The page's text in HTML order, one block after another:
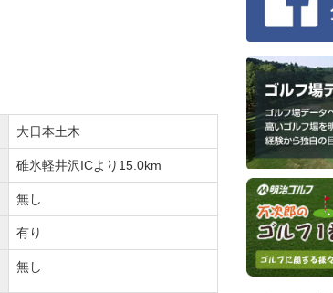
大日本土木
碓氷軽井沢ICより15.0km
無し
有り
無し